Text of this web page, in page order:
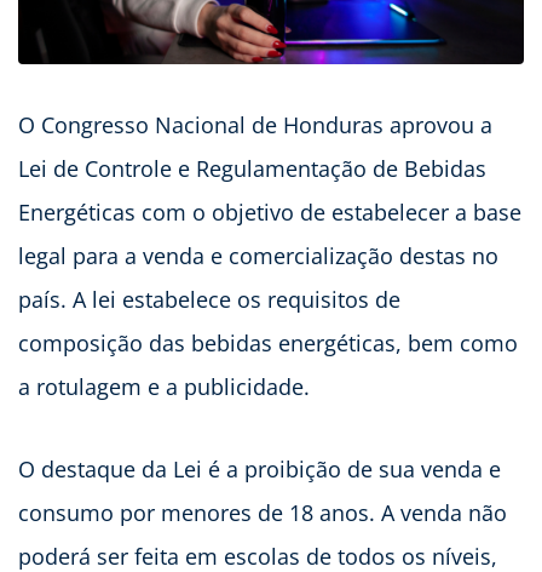
O Congresso Nacional de Honduras aprovou a
Lei de Controle e Regulamentação de Bebidas
Energéticas com o objetivo de estabelecer a base
legal para a venda e comercialização destas no
país. A lei estabelece os requisitos de
composição das bebidas energéticas, bem como
a rotulagem e a publicidade.
O destaque da Lei é a proibição de sua venda e
consumo por menores de 18 anos. A venda não
poderá ser feita em escolas de todos os níveis,